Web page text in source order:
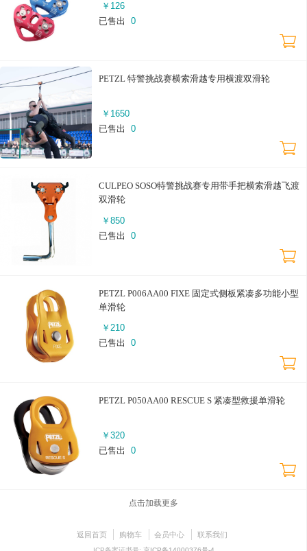
￥ 126
已售出
0
PETZL 特警挑战赛横索滑越专用横渡双滑轮
￥ 1650
已售出
0
CULPEO SOSO特警挑战赛专用带手把横索滑越飞渡
双滑轮
￥ 850
已售出
0
PETZL P006AA00 FIXE 固定式侧板紧凑多功能小型
单滑轮
￥ 210
已售出
0
PETZL P050AA00 RESCUE S 紧凑型救援单滑轮
￥ 320
已售出
0
点击加载更多
返回首页 购物车 会员中心 联系我们